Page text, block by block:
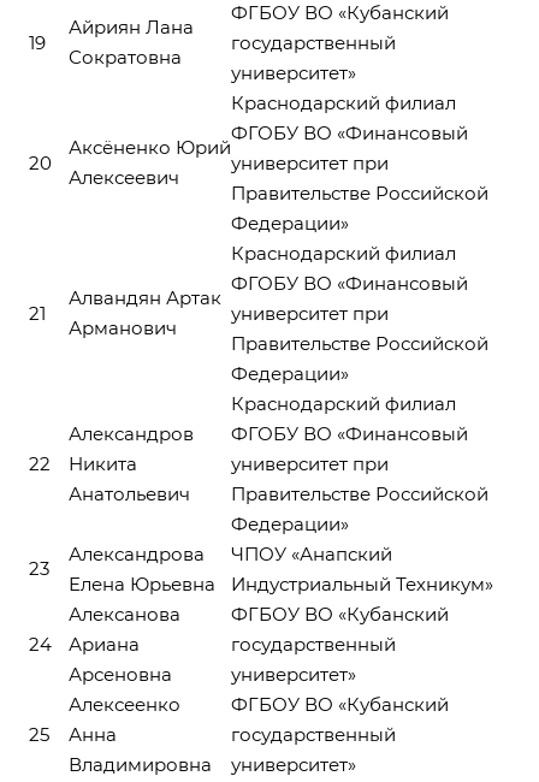
19
Айриян Лана
Сократовна
ФГБОУ ВО «Кубанский
государственный
университет»
20
Аксёненко Юрий
Алексеевич
Краснодарский филиал
ФГОБУ ВО «Финансовый
университет при
Правительстве Российской
Федерации»
21
Алвандян Артак
Арманович
Краснодарский филиал
ФГОБУ ВО «Финансовый
университет при
Правительстве Российской
Федерации»
22
Александров
Никита
Анатольевич
Краснодарский филиал
ФГОБУ ВО «Финансовый
университет при
Правительстве Российской
Федерации»
23
Александрова
Елена Юрьевна
ЧПОУ «Анапский
Индустриальный Техникум»
24
Алексанова
Ариана
Арсеновна
ФГБОУ ВО «Кубанский
государственный
университет»
25
Алексеенко
Анна
Владимировна
ФГБОУ ВО «Кубанский
государственный
университет»